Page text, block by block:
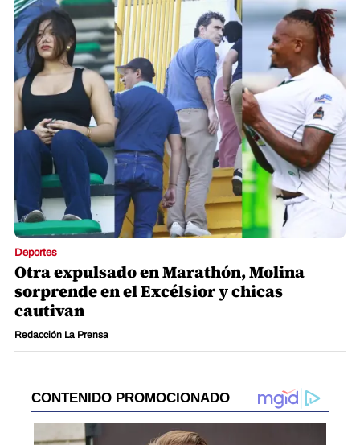
Deportes
Otra expulsado en Marathón, Molina
sorprende en el Excélsior y chicas
cautivan
Redacción La Prensa